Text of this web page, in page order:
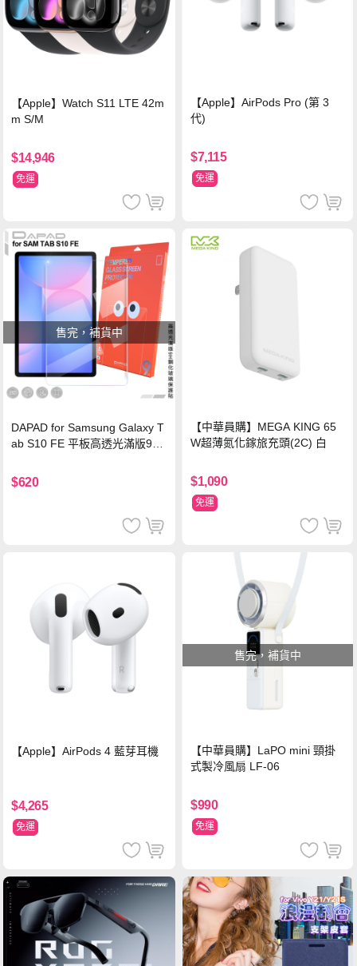
【Apple】Watch S11 LTE 42m
m S/M
$14,946
免運
【Apple】AirPods Pro (第 3
代)
$7,115
免運
售完，補貨中
DAPAD for Samsung Galaxy T
ab S10 FE 平板高透光滿版9H
$620
【中華員購】MEGA KING 65
W超薄氮化鎵旅充頭(2C) 白
$1,090
免運
【Apple】AirPods 4 藍芽耳機
$4,265
免運
售完，補貨中
【中華員購】LaPO mini 頸掛
式製冷風扇 LF-06
$990
免運